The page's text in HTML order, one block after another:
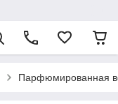
Парфюмированная